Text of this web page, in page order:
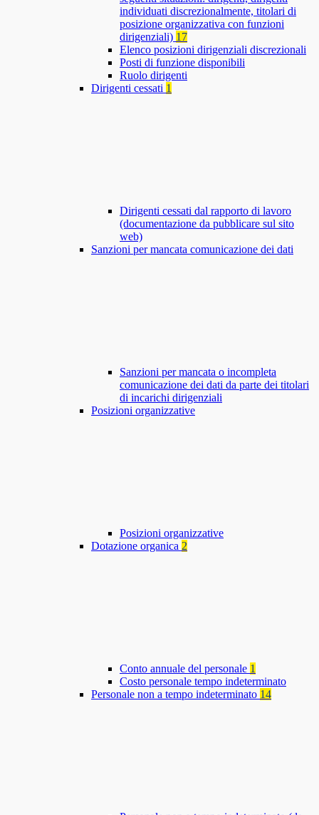
individuati discrezionalmente, titolari di
posizione organizzativa con funzioni
dirigenziali) 17
Elenco posizioni dirigenziali discrezionali
Posti di funzione disponibili
Ruolo dirigenti
Dirigenti cessati 1
Dirigenti cessati dal rapporto di lavoro
(documentazione da pubblicare sul sito
web)
Sanzioni per mancata comunicazione dei dati
Sanzioni per mancata o incompleta
comunicazione dei dati da parte dei titolari
di incarichi dirigenziali
Posizioni organizzative
Posizioni organizzative
Dotazione organica 2
Conto annuale del personale 1
Costo personale tempo indeterminato
Personale non a tempo indeterminato 14